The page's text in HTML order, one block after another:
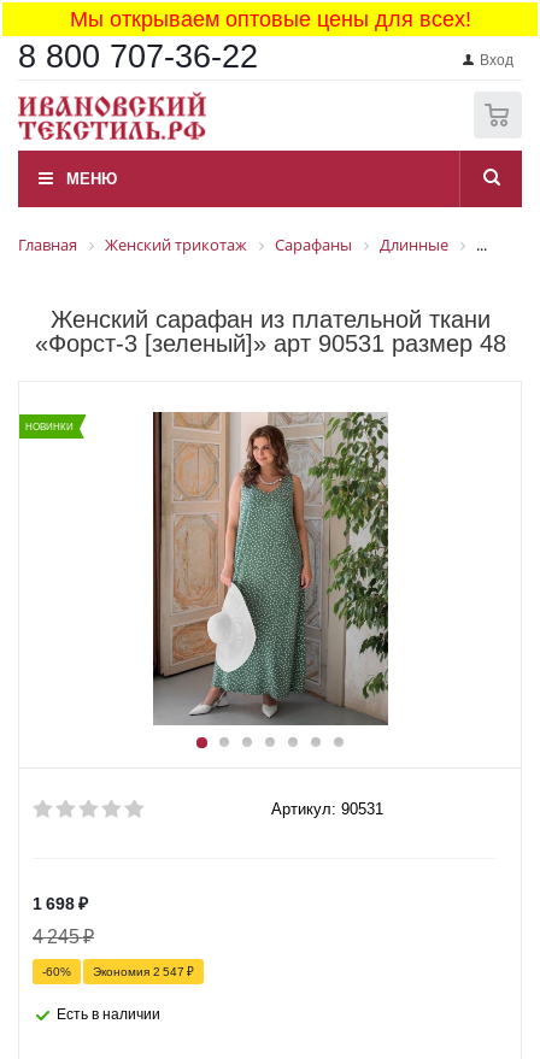
Мы открываем оптовые цены для всех!
8 800 707-36-22 Вход
МЕНЮ
Главная Женский трикотаж Сарафаны Длинные ...
Женский сарафан из плательной ткани
«Форст-3 [зеленый]» арт 90531 размер 48
НОВИНКИ
Артикул: 90531
1 698₽
4 245₽
-60% Экономия 2 547 ₽
Есть в наличии